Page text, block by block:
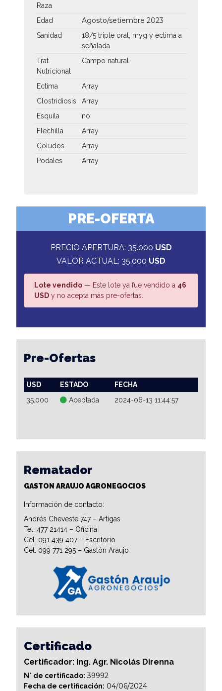
Raza
Edad
Agosto/setiembre 2023
Sanidad
18/5 triple oral, myg y ectima a
señalada
Trat.
Nutricional
Campo natural
Ectima
Array
Clostridiosis
Array
Esquila
no
Flechilla
Array
Coludos
Array
Podales
Array
PRE-OFERTA
PRECIO APERTURA: 35.000 USD
VALOR ACTUAL: 35.000 USD
Lote vendido — Este lote ya fue vendido a 46
USD y no acepta más pre-ofertas.
Pre-Ofertas
USD ESTADO
FECHA
35.000
Aceptada 2024-06-13 11:44:57
Rematador
GASTON ARAUJO AGRONEGOCIOS
Información de contacto:
Andrés Cheveste 747 – Artigas
Tel. 477 21414 – Oficina
Cel. 091 439 407 – Escritorio
Cel. 099 771 295 – Gastón Araujo
Certificado
Certificador: Ing. Agr. Nicolás Direnna
N° de certificado: 39992
Fecha de certificación: 04/06/2024